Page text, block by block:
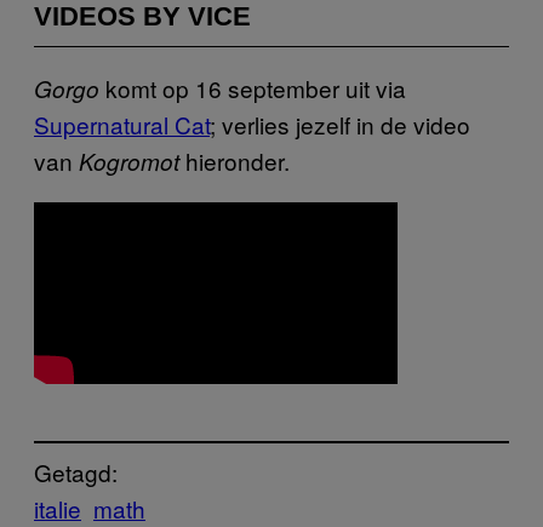
VIDEOS BY VICE
Gorgo komt op 16 september uit via
Supernatural Cat; verlies jezelf in de video
van Kogromothieronder.
Getagd:
italie math